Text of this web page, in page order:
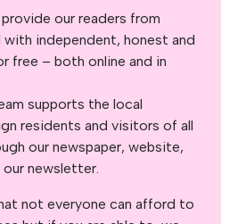
our readers from
independent, honest and
free – both online and in
supports the local
residents and visitors of all
our newspaper, website,
newsletter.
not everyone can afford to